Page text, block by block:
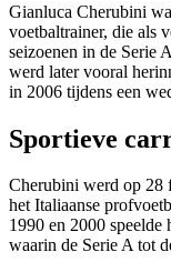
Gianluca Cherubini
voetbaltrainer, die als
seizoenen in de Serie
werd later vooral
in 2006 tijdens een
Sportieve
Cherubini werd op 28
het Italiaanse
1990 en 2000
waarin de Serie A tot